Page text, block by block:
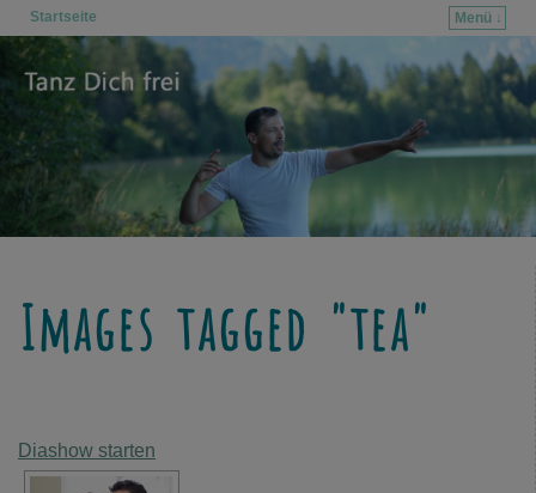
Startseite
Menü ↓
Zum Inhalt wechseln
Zum sekundären Inhalt wechseln
Images tagged "tea"
Diashow starten